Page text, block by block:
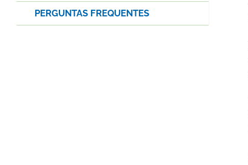
PERGUNTAS FREQUENTES